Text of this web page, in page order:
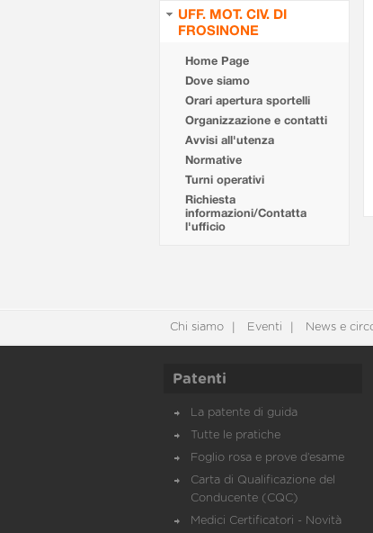
UFF. MOT. CIV. DI
FROSINONE
Home Page
Dove siamo
Orari apertura sportelli
Organizzazione e contatti
Avvisi all'utenza
Normative
Turni operativi
Richiesta
informazioni/Contatta
l'ufficio
Chi siamo Eventi News e
Patenti
La patente di guida
Tutte le pratiche
Foglio rosa e prove d’esame
Carta di Qualificazione del
Conducente (CQC)
Medici Certificatori - Novità